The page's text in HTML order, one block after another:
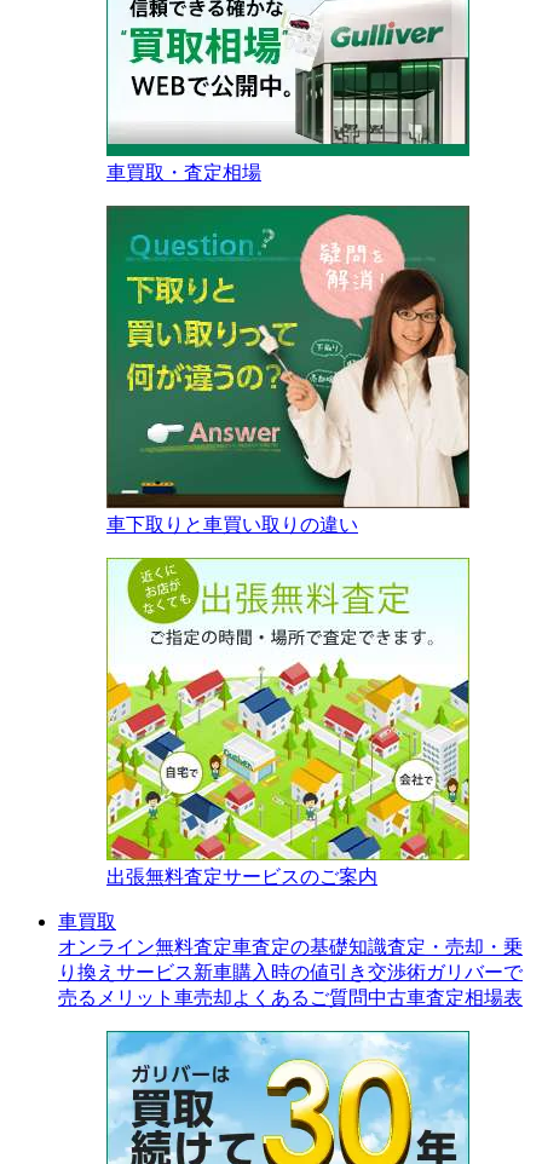
車買取・査定相場
車下取りと車買い取りの違い
出張無料査定サービスのご案内
車買取
オンライン無料査定車査定の基礎知識査定・売却・乗
り換えサービス新車購入時の値引き交渉術ガリバーで
売るメリット 車売却よくあるご質問中古車査定相場表